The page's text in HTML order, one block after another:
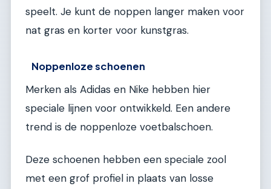
speelt. Je kunt de noppen langer maken voor
nat gras en korter voor kunstgras.
Noppenloze schoenen
Merken als Adidas en Nike hebben hier
speciale lijnen voor ontwikkeld. Een andere
trend is de noppenloze voetbalschoen.
Deze schoenen hebben een speciale zool
met een grof profiel in plaats van losse